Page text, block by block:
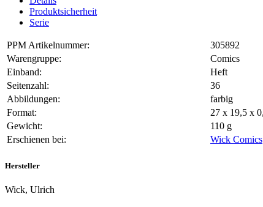
Produktsicherheit
Serie
PPM Artikelnummer:
305892
Warengruppe:
Comics
Einband:
Heft
Seitenzahl:
36
Abbildungen:
farbig
Format:
27 x 19,5 x
Gewicht:
110 g
Erschienen bei:
Wick Comics
Hersteller
Wick, Ulrich